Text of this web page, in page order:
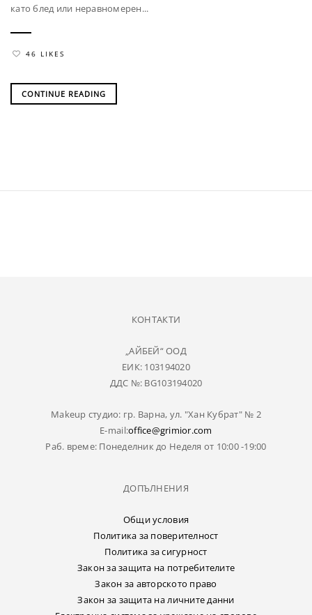
като блед или неравномерен...
46 LIKES
CONTINUE READING
КОНТАКТИ
„АЙБЕЙ“ ООД
ЕИК: 103194020
ДДС №: BG103194020
Makeup студио: гр. Варна, ул. "Хан Кубрат" № 2
E-mail:office@grimior.com
Раб. време: Понеделник до Неделя от 10:00 -19:00
ДОПЪЛНЕНИЯ
Общи условия
Политика за поверителност
Политика за сигурност
Закон за защита на потребителите
Закон за авторското право
Закон за защита на личните данни